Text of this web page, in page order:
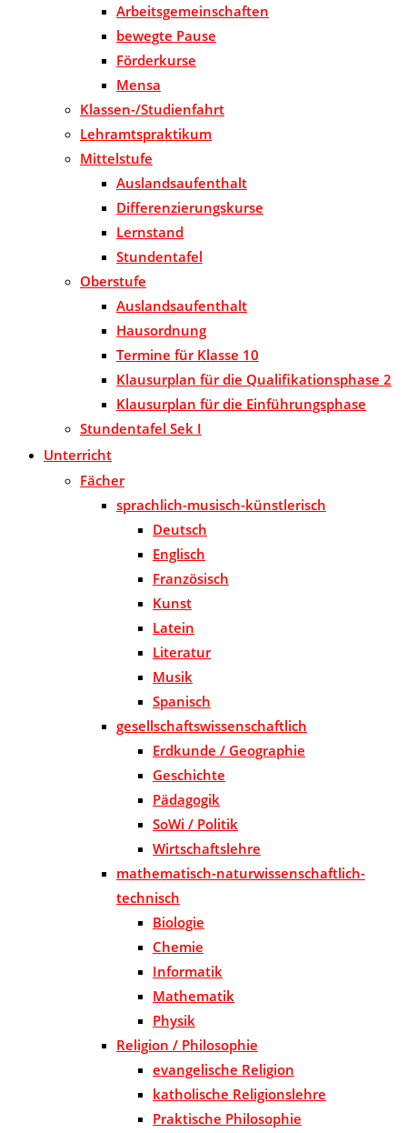
Arbeitsgemeinschaften
bewegte Pause
Förderkurse
Mensa
Klassen-/Studienfahrt
Lehramtspraktikum
Mittelstufe
Auslandsaufenthalt
Differenzierungskurse
Lernstand
Stundentafel
Oberstufe
Auslandsaufenthalt
Hausordnung
Termine für Klasse 10
Klausurplan für die Qualifikationsphase 2
Klausurplan für die Einführungsphase
Stundentafel Sek I
Unterricht
Fächer
sprachlich-musisch-künstlerisch
Deutsch
Englisch
Französisch
Kunst
Latein
Literatur
Musik
Spanisch
gesellschaftswissenschaftlich
Erdkunde / Geographie
Geschichte
Pädagogik
SoWi / Politik
Wirtschaftslehre
mathematisch-naturwissenschaftlich-
technisch
Biologie
Chemie
Informatik
Mathematik
Physik
Religion / Philosophie
evangelische Religion
katholische Religionslehre
Praktische Philosophie